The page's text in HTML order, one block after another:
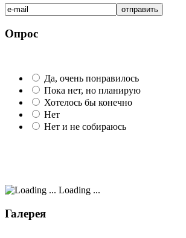
Опрос
Да, очень понравилось
Пока нет, но планирую
Хотелось бы конечно
Нет
Нет и не собираюсь
Loading ...
Галерея